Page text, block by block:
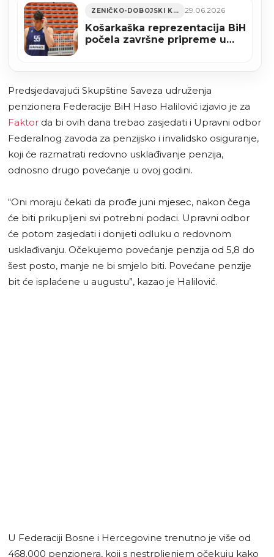
ZENIČKO-DOBOJSKI KANTON 29.06.2026
Košarkaška reprezentacija BiH
počela završne pripreme u
Predsjedavajući Skupštine Saveza udruženja
penzionera Federacije BiH Haso Halilović izjavio je za
Faktor da bi ovih dana trebao zasjedati i Upravni odbor
Federalnog zavoda za penzijsko i invalidsko osiguranje,
koji će razmatrati redovno usklađivanje penzija,
odnosno drugo povećanje u ovoj godini.
“Oni moraju čekati da prođe juni mjesec, nakon čega
će biti prikupljeni svi potrebni podaci. Upravni odbor
će potom zasjedati i donijeti odluku o redovnom
usklađivanju. Očekujemo povećanje penzija od 5,8 do
šest posto, manje ne bi smjelo biti. Povećane penzije
bit će isplaćene u augustu”, kazao je Halilović.
U Federaciji Bosne i Hercegovine trenutno je više od
468.000 penzionera, koji s nestrpljenjem očekuju kako